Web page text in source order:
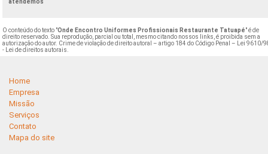
atendemos
O conteúdo do texto "Onde Encontro Uniformes Profissionais Restaurante Tatuapé" é de
direito reservado. Sua reprodução, parcial ou total, mesmo citando nossos links, é proibida sem a
autorização do autor. Crime de violação de direito autoral – artigo 184 do Código Penal –
Lei 9610/
- Lei de direitos autorais
Home
Empresa
Missão
Serviços
Contato
Mapa do site